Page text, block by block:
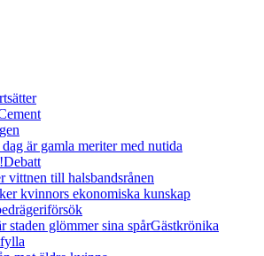
är gamla meriter med nutida
Debatt
vittnen till halsbandsrånen
kvinnors ekonomiska kunskap
staden glömmer sina spårGästkrönika